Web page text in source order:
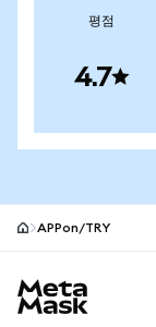
평점
4.7
APPon/TRY